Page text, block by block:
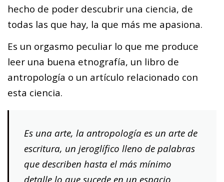
hecho de poder descubrir una ciencia, de
todas las que hay, la que más me apasiona.
Es un orgasmo peculiar lo que me produce
leer una buena etnografía, un libro de
antropología o un artículo relacionado con
esta ciencia.
Es una arte, la antropología es un arte de
escritura, un jeroglífico lleno de palabras
que describen hasta el más mínimo
detalle lo que sucede en un espacio